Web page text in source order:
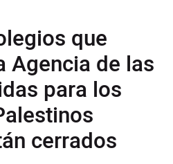
que
Agencia de las
para los
cerrados